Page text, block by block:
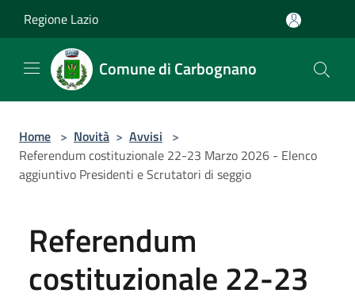
Regione Lazio
Comune di Carbognano
Home > Novità > Avvisi >
Referendum costituzionale 22-23 Marzo 2026 - Elenco
aggiuntivo Presidenti e Scrutatori di seggio
Referendum
costituzionale 22-23